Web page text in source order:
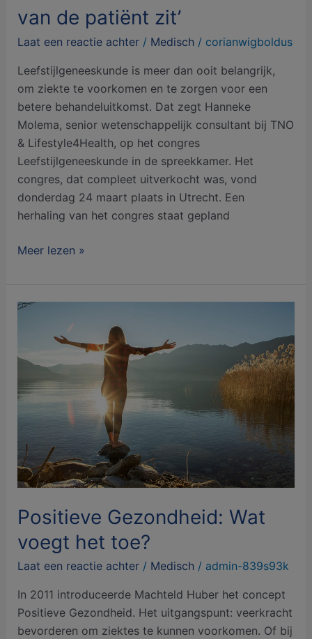
van de patiënt zit’
Laat een reactie achter / Medisch/ corianwigboldus
Leefstijlgeneeskunde is meer dan ooit belangrijk,
om ziekte te voorkomen en te zorgen voor een
betere behandeluitkomst. Dat zegt Hanneke
Molema, senior wetenschappelijk consultant bij TNO
& Lifestyle4Health, op het congres
Leefstijlgeneeskunde in de spreekkamer. Het
congres, dat compleet uitverkocht was, vond
donderdag 24 maart plaats in Utrecht. Een
herhaling van het congres staat gepland
Meer lezen »
Positieve Gezondheid: Wat
voegt het toe?
Laat een reactie achter / Medisch/ admin-839s93k
In 2011 introduceerde Machteld Huber het concept
Positieve Gezondheid. Het uitgangspunt: veerkracht
bevorderen om ziektes te kunnen voorkomen. Of bij
Positieve
Gezondheid:
voegt
het
toe?